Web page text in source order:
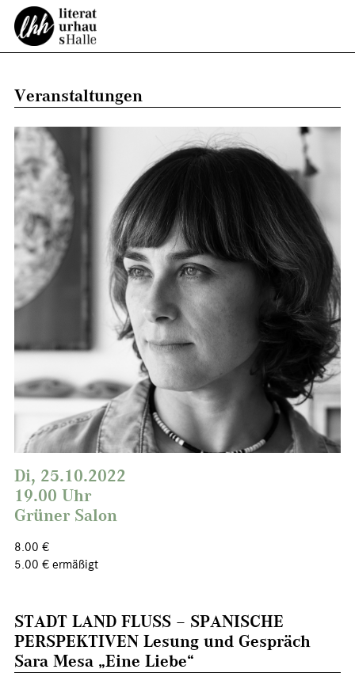
Veranstaltungen
Di, 25.10.2022
19.00 Uhr
Grüner Salon
8.00 €
5.00 € ermäßigt
STADT LAND FLUSS – SPANISCHE
PERSPEKTIVEN Lesung und Gespräch
Sara Mesa „Eine Liebe“